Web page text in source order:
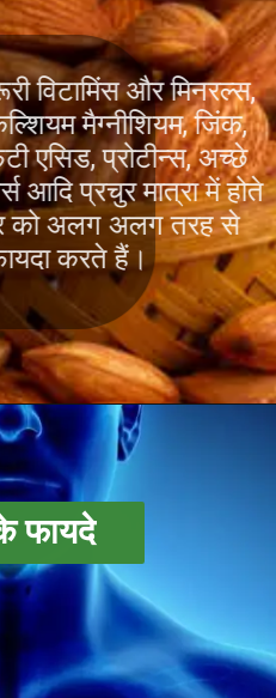
और मिनरल्स,
मैग्नीशियम, जिंक,
प्रोटीन्स, अच्छे
प्रचुर मात्रा में होते
अलग अलग तरह से
करते हैं।
फायदे